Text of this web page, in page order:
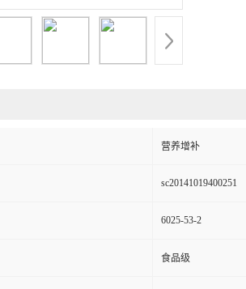
营养增补
sc20141019400251
6025-53-2
食品级